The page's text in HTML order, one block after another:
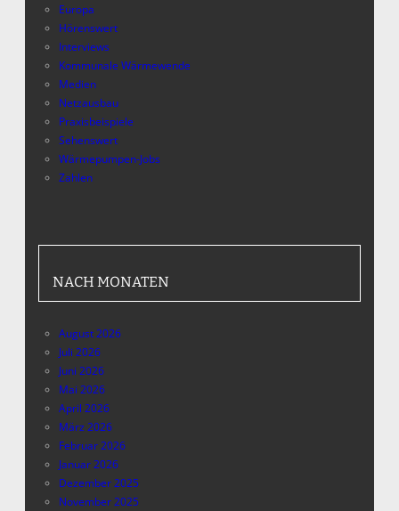
Europa
Hörenswert
Interviews
Kommunale Wärmewende
Medien
Netzausbau
Praxisbeispiele
Sehenswert
Wärmepumpen-Jobs
Zahlen
NACH MONATEN
August 2026
Juli 2026
Juni 2026
Mai 2026
April 2026
März 2026
Februar 2026
Januar 2026
Dezember 2025
November 2025